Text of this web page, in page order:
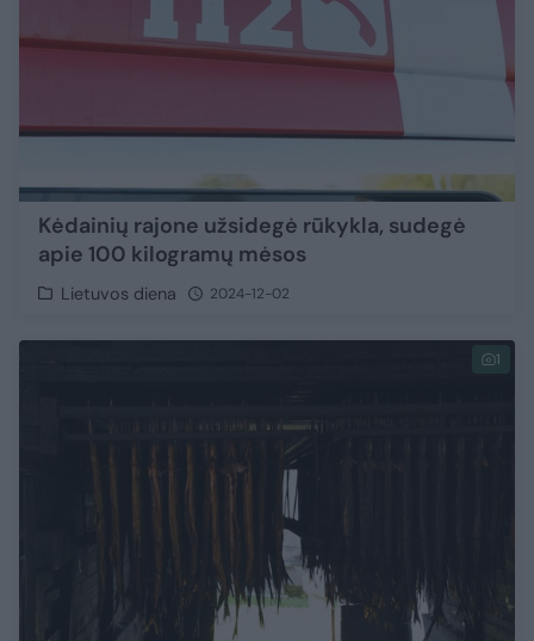
Kėdainių rajone užsidegė rūkykla, sudegė
apie 100 kilogramų mėsos
Lietuvos diena 2024-12-02
1